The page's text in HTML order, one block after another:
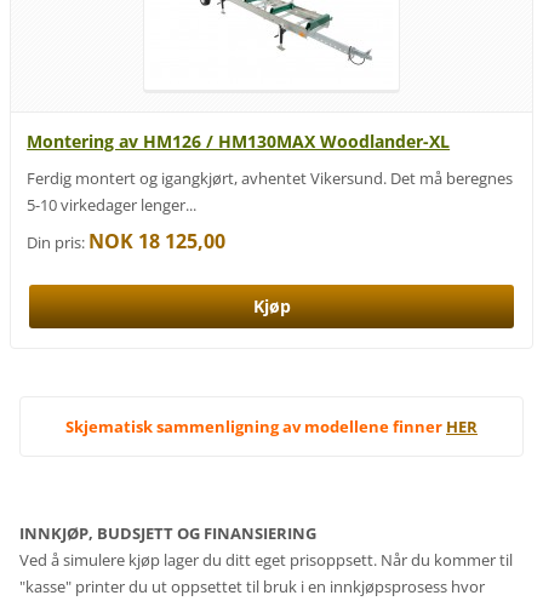
Montering av HM126 / HM130MAX Woodlander-XL
Ferdig montert og igangkjørt, avhentet Vikersund. Det må beregnes
5-10 virkedager lenger...
Din pris: NOK 18 125,00
Skjematisk sammenligning av modellene finner HER
INNKJØP, BUDSJETT OG FINANSIERING
Ved å simulere kjøp lager du ditt eget prisoppsett. Når du kommer til
"kasse" printer du ut oppsettet til bruk i en innkjøpsprosess hvor